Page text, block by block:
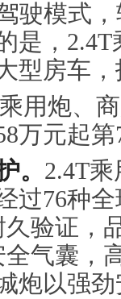
驶模式
是，
型房车
。 2.4T
过76种
验证，
气囊，
炮以强